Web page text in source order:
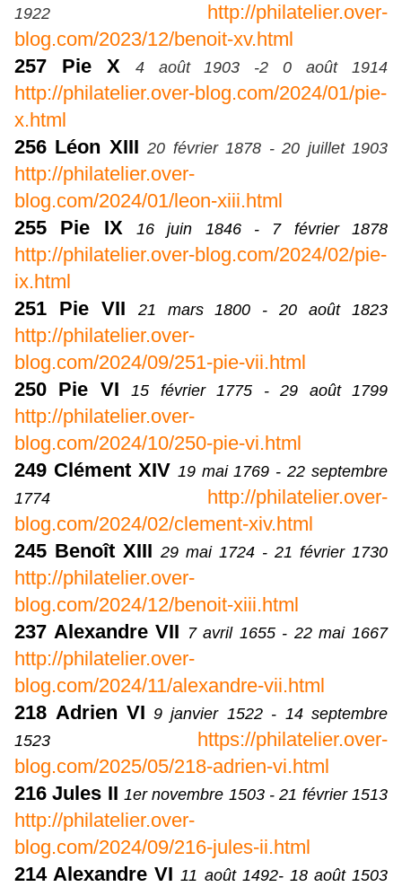
1922
http://philatelier.over-
blog.com/2023/12/benoit-xv.html
257 Pie X
4 août 1903 -2 0 août 1914
http://philatelier.over-blog.com/2024/01/pie-
x.html
256 Léon XIII 20 février 1878 - 20 juillet 1903
http://philatelier.over-
blog.com/2024/01/leon-xiii.html
255 Pie IX
16 juin 1846 - 7 février 1878
http://philatelier.over-blog.com/2024/02/pie-
ix.html
251 Pie VII
21 mars 1800 - 20 août 1823
http://philatelier.over-
blog.com/2024/09/251-pie-vii.html
250 Pie VI15 février 1775 - 29 août 1799
http://philatelier.over-
blog.com/2024/10/250-pie-vi.html
249 Clément XIV 19 mai 1769 - 22 septembre
1774
http://philatelier.over-
blog.com/2024/02/clement-xiv.html
245 Benoît XIII 29 mai 1724 - 21 février 1730
http://philatelier.over-
blog.com/2024/12/benoit-xiii.html
237 Alexandre VII 7 avril 1655 - 22 mai 1667
http://philatelier.over-
blog.com/2024/11/alexandre-vii.html
218 Adrien VI 9 janvier 1522 - 14 septembre
1523
https://philatelier.over-
blog.com/2025/05/218-adrien-vi.html
216 Jules II 1er novembre 1503 - 21 février 1513
http://philatelier.over-
blog.com/2024/09/216-jules-ii.html
214 Alexandre VI 11 août 1492- 18 août 1503